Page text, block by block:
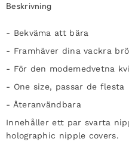
Beskrivning
- Bekväma att bära
- Framhäver dina vackra
- För den modemedvetna
- One size, passar de flesta
- Återanvändbara
Innehåller ett par svarta
holographic nipple covers.